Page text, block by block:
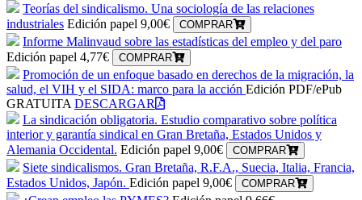
Teorías del sindicalismo. Una sociología de las relaciones
industriales Edición papel 9,00€ COMPRAR
Informe Malinvaud sobre las estadísticas del empleo y del paro
Edición papel 4,77€ COMPRAR
Promoción de un enfoque basado en derechos de la migración, la
salud, el VIH y el SIDA: marco para la acción Edición PDF/ePub
GRATUITA DESCARGAR
La sindicación obligatoria. Estudio comparativo sobre política
interior y garantía sindical en Gran Bretaña, Estados Unidos y
Alemania Occidental. Edición papel 9,00€ COMPRAR
Siete sindicalismos. Gran Bretaña, R.F.A., Suecia, Italia, Francia,
Estados Unidos, Japón. Edición papel 9,00€ COMPRAR